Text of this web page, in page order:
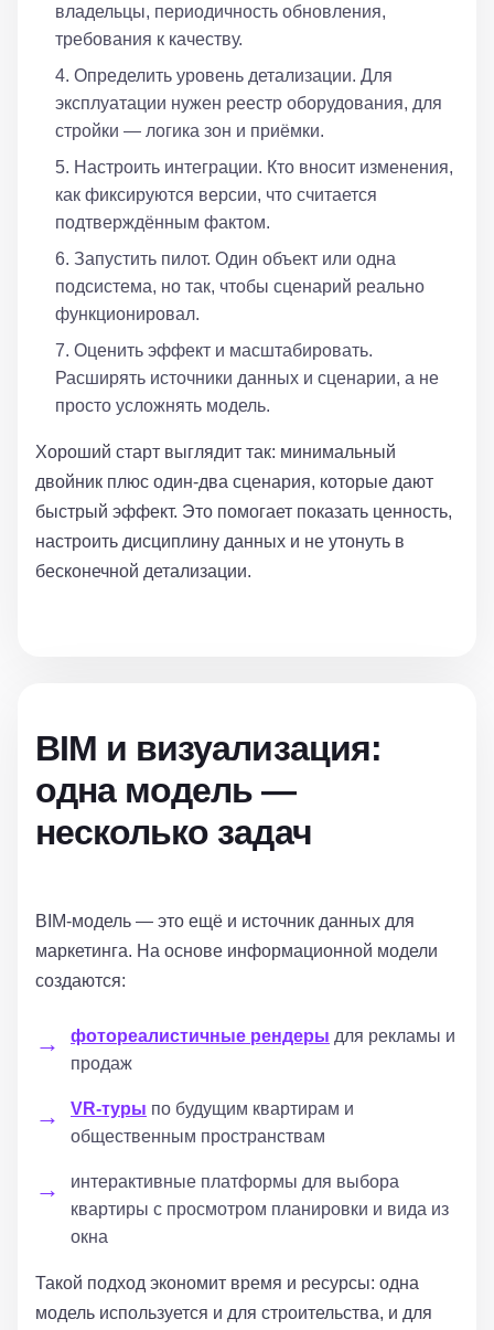
владельцы, периодичность обновления,
требования к качеству.
Определить уровень детализации. Для
эксплуатации нужен реестр оборудования, для
стройки — логика зон и приёмки.
Настроить интеграции. Кто вносит изменения,
как фиксируются версии, что считается
подтверждённым фактом.
Запустить пилот. Один объект или одна
подсистема, но так, чтобы сценарий реально
функционировал.
Оценить эффект и масштабировать.
Расширять источники данных и сценарии, а не
просто усложнять модель.
Хороший старт выглядит так: минимальный
двойник плюс один-два сценария, которые дают
быстрый эффект. Это помогает показать ценность,
настроить дисциплину данных и не утонуть в
бесконечной детализации.
BIM и визуализация:
одна модель —
несколько задач
BIM-модель — это ещё и источник данных для
маркетинга. На основе информационной модели
создаются:
фотореалистичные рендеры для рекламы и
продаж
VR-туры по будущим квартирам и
общественным пространствам
интерактивные платформы для выбора
квартиры с просмотром планировки и вида из
окна
Такой подход экономит время и ресурсы: одна
модель используется и для строительства, и для